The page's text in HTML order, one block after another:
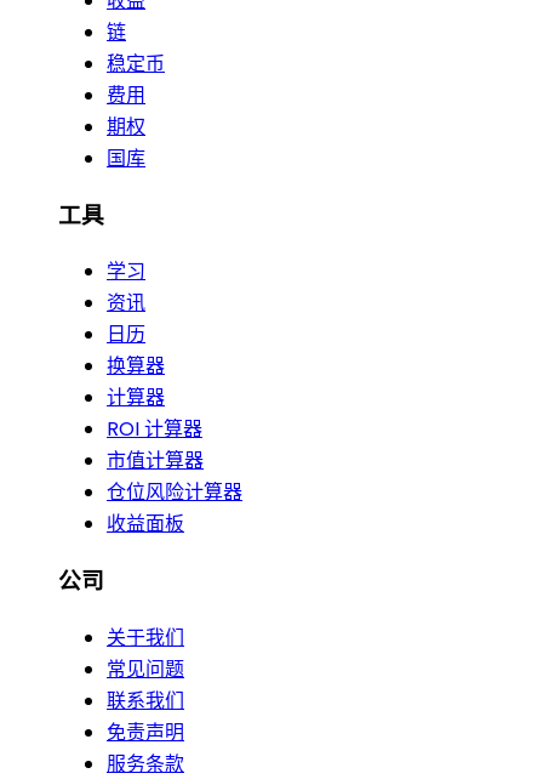
链
稳定币
费用
期权
国库
工具
学习
资讯
日历
换算器
计算器
ROI 计算器
市值计算器
仓位风险计算器
收益面板
公司
关于我们
常见问题
联系我们
免责声明
服务条款